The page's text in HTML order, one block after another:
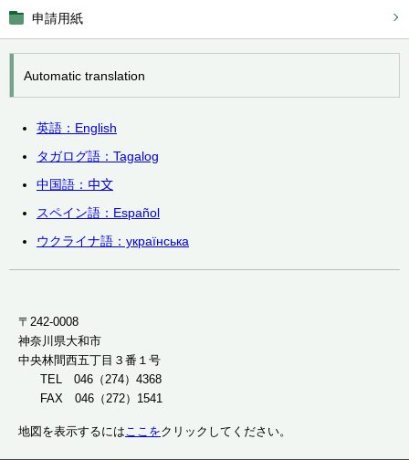
申請用紙
Automatic translation
英語：English
タガログ語： Tagalog
中国語： 中文
スペイン語： Español
ウクライナ語：українська
〒242-0008
神奈川県大和市
中央林間西五丁目３番１号
TEL 046（274）4368
FAX 046（272）1541
地図を表示するにはここをクリックしてください。